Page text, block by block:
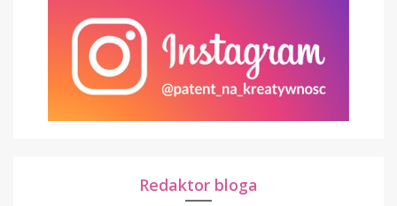
Redaktor bloga